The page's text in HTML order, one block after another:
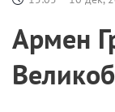
Армен